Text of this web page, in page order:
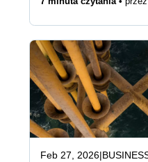
Feb 27, 2026|